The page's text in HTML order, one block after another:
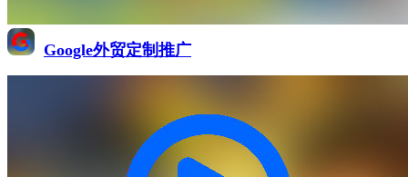
Google外贸定制推广